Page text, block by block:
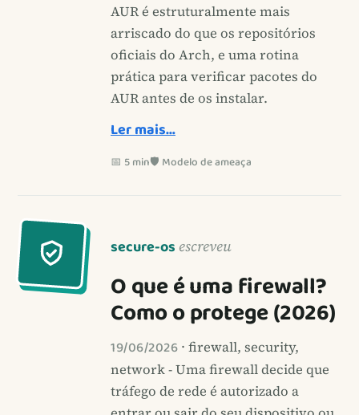
AUR é estruturalmente mais
arriscado do que os repositórios
oficiais do Arch, e uma rotina
prática para verificar pacotes do
AUR antes de os instalar.
Ler mais…
📅 5 min🛡️ Modelo de ameaça
secure-os escreveu
O que é uma firewall?
Como o protege (2026)
19/06/2026 · firewall, security,
network - Uma firewall decide que
tráfego de rede é autorizado a